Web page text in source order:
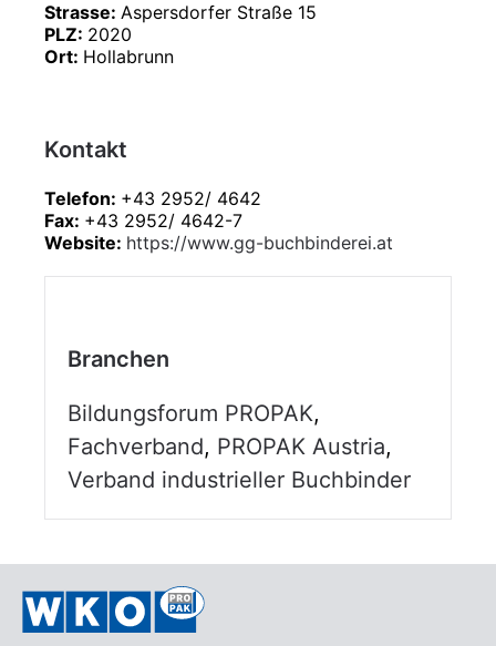
Strasse: Aspersdorfer Straße 15
PLZ: 2020
Ort: Hollabrunn
Kontakt
Telefon: +43 2952/ 4642
Fax: +43 2952/ 4642-7
Website: https://www.gg-buchbinderei.at
Branchen
Bildungsforum PROPAK,
Fachverband, PROPAK Austria,
Verband industrieller Buchbinder